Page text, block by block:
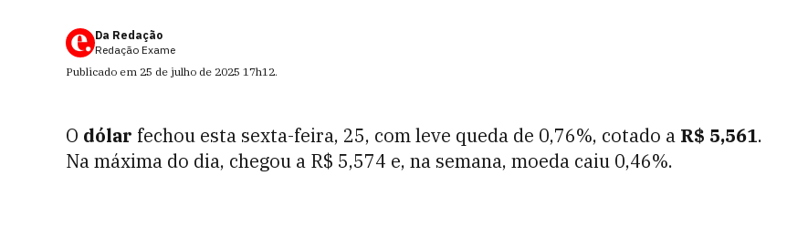
Da Redação
Redação Exame
Publicado em 25 de julho de 2025 17h12.
O dólar fechou esta sexta-feira, 25, com leve queda de 0,76%, cotado a R$ 5,561.
Na máxima do dia, chegou a R$ 5,574 e, na semana, moeda caiu 0,46%.